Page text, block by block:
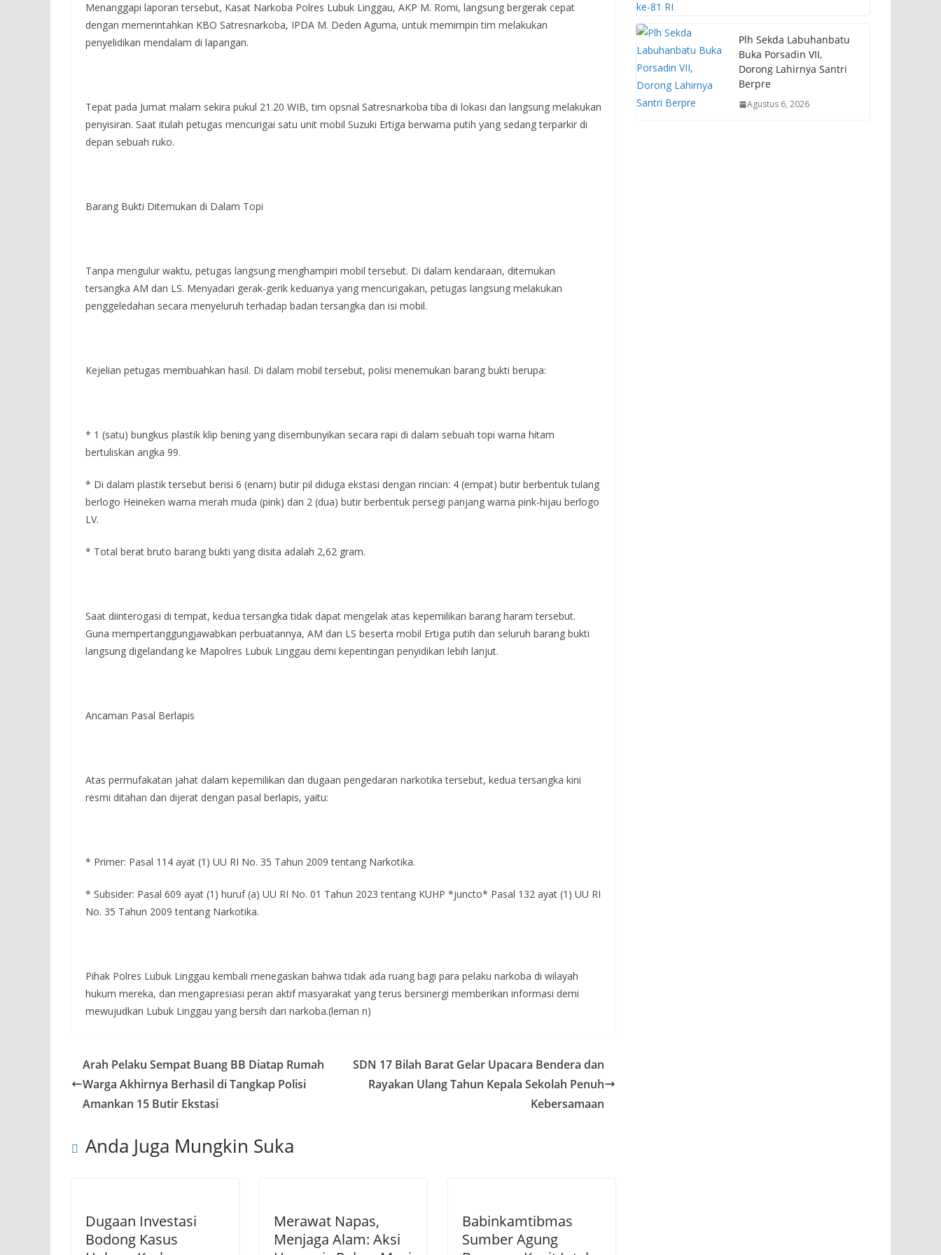
Menanggapi laporan tersebut, Kasat Narkoba Polres Lubuk Linggau, AKP M. Romi, langsung bergerak cepat
dengan memerintahkan KBO Satresnarkoba, IPDA M. Deden Aguma, untuk memimpin tim melakukan
penyelidikan mendalam di lapangan.
Tepat pada Jumat malam sekira pukul 21.20 WIB, tim opsnal Satresnarkoba tiba di lokasi dan langsung melakukan
penyisiran. Saat itulah petugas mencurigai satu unit mobil Suzuki Ertiga berwarna putih yang sedang terparkir di
depan sebuah ruko.
Barang Bukti Ditemukan di Dalam Topi
Tanpa mengulur waktu, petugas langsung menghampiri mobil tersebut. Di dalam kendaraan, ditemukan
tersangka AM dan LS. Menyadari gerak-gerik keduanya yang mencurigakan, petugas langsung melakukan
penggeledahan secara menyeluruh terhadap badan tersangka dan isi mobil.
Kejelian petugas membuahkan hasil. Di dalam mobil tersebut, polisi menemukan barang bukti berupa:
* 1 (satu) bungkus plastik klip bening yang disembunyikan secara rapi di dalam sebuah topi warna hitam
bertuliskan angka 99.
* Di dalam plastik tersebut berisi 6 (enam) butir pil diduga ekstasi dengan rincian: 4 (empat) butir berbentuk tulang
berlogo Heineken warna merah muda (pink) dan 2 (dua) butir berbentuk persegi panjang warna pink-hijau berlogo
LV.
* Total berat bruto barang bukti yang disita adalah 2,62 gram.
Saat diinterogasi di tempat, kedua tersangka tidak dapat mengelak atas kepemilikan barang haram tersebut.
Guna mempertanggungjawabkan perbuatannya, AM dan LS beserta mobil Ertiga putih dan seluruh barang bukti
langsung digelandang ke Mapolres Lubuk Linggau demi kepentingan penyidikan lebih lanjut.
Ancaman Pasal Berlapis
Atas permufakatan jahat dalam kepemilikan dan dugaan pengedaran narkotika tersebut, kedua tersangka kini
resmi ditahan dan dijerat dengan pasal berlapis, yaitu:
* Primer: Pasal 114 ayat (1) UU RI No. 35 Tahun 2009 tentang Narkotika.
* Subsider: Pasal 609 ayat (1) huruf (a) UU RI No. 01 Tahun 2023 tentang KUHP *juncto* Pasal 132 ayat (1) UU RI
No. 35 Tahun 2009 tentang Narkotika.
Pihak Polres Lubuk Linggau kembali menegaskan bahwa tidak ada ruang bagi para pelaku narkoba di wilayah
hukum mereka, dan mengapresiasi peran aktif masyarakat yang terus bersinergi memberikan informasi demi
mewujudkan Lubuk Linggau yang bersih dari narkoba.(leman n)
Arah Pelaku Sempat Buang BB Diatap Rumah
Warga Akhirnya Berhasil di Tangkap Polisi
Amankan 15 Butir Ekstasi
SDN 17 Bilah Barat Gelar Upacara Bendera dan
Rayakan Ulang Tahun Kepala Sekolah Penuh
Kebersamaan
Anda Juga Mungkin Suka
Dugaan Investasi
Bodong Kasus
Merawat Napas,
Menjaga Alam: Aksi
Babinkamtibmas
Sumber Agung
Plh Sekda Labuhanbatu
Buka Porsadin VII,
Dorong Lahirnya Santri
Berpre
Agustus 6, 2026